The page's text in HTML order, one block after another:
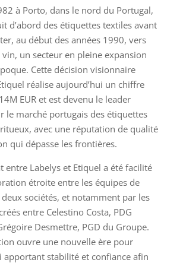
à Porto, dans le nord du Portugal,
d’abord des étiquettes textiles avant
au début des années 1990, vers
vin, un secteur en pleine expansion
Cette décision visionnaire
réalise aujourd’hui un chiffre
EUR et est devenu le leader
le marché portugais des étiquettes
avec une réputation de qualité
qui dépasse les frontières.
entre Labelys et Etiquel a été facilité
étroite entre les équipes de
sociétés, et notamment par les
entre Celestino Costa, PDG
Desmettre, PGD du Groupe.
ouvre une nouvelle ère pour
apportant stabilité et confiance afin